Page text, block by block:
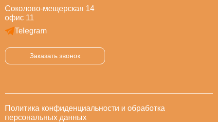
Соколово-мещерская 14
офис 11
Telegram
Заказать звонок
Политика конфиденциальности и обработка
персональных данных